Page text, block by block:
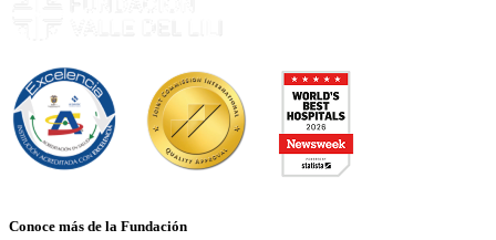
Conoce más de la Fundación